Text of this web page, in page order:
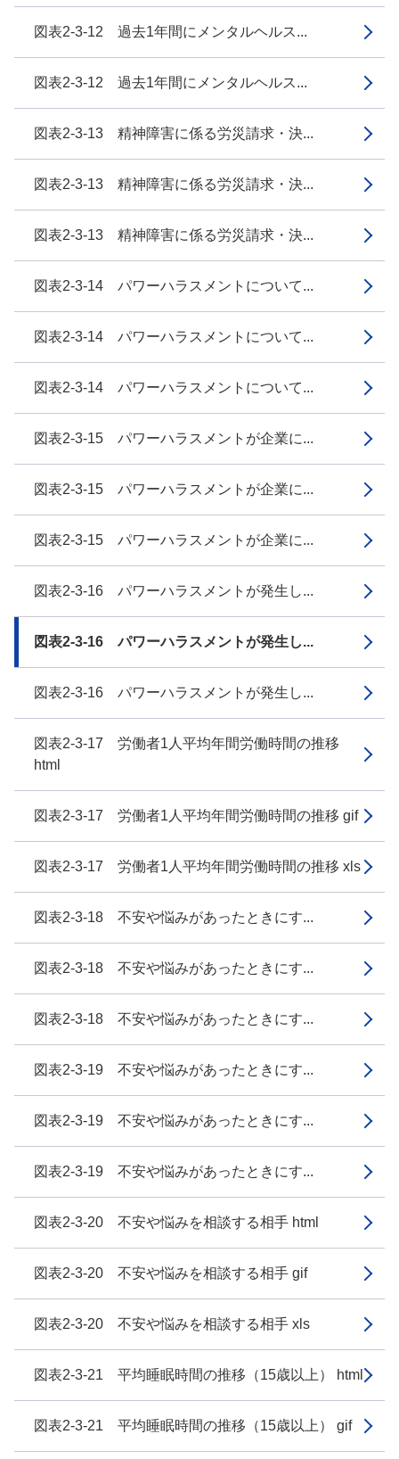
図表2-3-12 過去1年間にメンタルヘルス...
図表2-3-12 過去1年間にメンタルヘルス...
図表2-3-13 精神障害に係る労災請求・決...
図表2-3-13 精神障害に係る労災請求・決...
図表2-3-13 精神障害に係る労災請求・決...
図表2-3-14 パワーハラスメントについて...
図表2-3-14 パワーハラスメントについて...
図表2-3-14 パワーハラスメントについて...
図表2-3-15 パワーハラスメントが企業に...
図表2-3-15 パワーハラスメントが企業に...
図表2-3-15 パワーハラスメントが企業に...
図表2-3-16 パワーハラスメントが発生し...
図表2-3-16 パワーハラスメントが発生し...
図表2-3-16 パワーハラスメントが発生し...
図表2-3-17 労働者1人平均年間労働時間の推移
html
図表2-3-17 労働者1人平均年間労働時間の推移 gif
図表2-3-17 労働者1人平均年間労働時間の推移 xls
図表2-3-18 不安や悩みがあったときにす...
図表2-3-18 不安や悩みがあったときにす...
図表2-3-18 不安や悩みがあったときにす...
図表2-3-19 不安や悩みがあったときにす...
図表2-3-19 不安や悩みがあったときにす...
図表2-3-19 不安や悩みがあったときにす...
図表2-3-20 不安や悩みを相談する相手 html
図表2-3-20 不安や悩みを相談する相手 gif
図表2-3-20 不安や悩みを相談する相手 xls
図表2-3-21 平均睡眠時間の推移（15歳以上） html
図表2-3-21 平均睡眠時間の推移（15歳以上） gif